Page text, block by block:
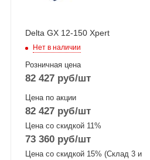
Delta GX 12-150 Xpert
Нет в наличии
Розничная цена
82 427 руб/шт
Цена по акции
82 427 руб/шт
Цена со скидкой 11%
73 360 руб/шт
Цена со скидкой 15% (Склад 3 и